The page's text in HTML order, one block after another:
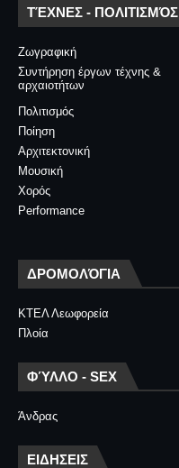
ΤΈΧΝΕΣ - ΠΟΛΙΤΙΣΜΌΣ
Ζωγραφική
Συντήρηση έργων τέχνης &
αρχαιοτήτων
Πολιτισμός
Ποίηση
Αρχιτεκτονική
Μουσική
Χορός
Performance
ΔΡΟΜΟΛΌΓΙΑ
ΚΤΕΛ Λεωφορεία
Πλοία
ΦΎΛΛΟ - SEX
Άνδρας
ΕΙΔΗΣΕΙΣ